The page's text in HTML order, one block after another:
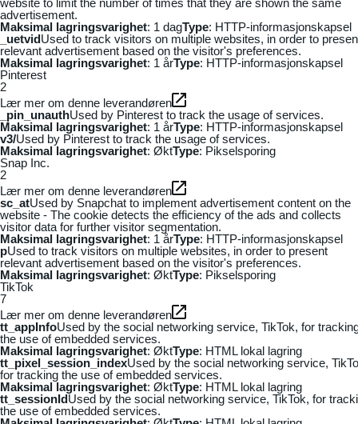
advertisement.
Maksimal lagringsvarighet: 1 dagType: HTTP-informasjonskapsel
_uetvidUsed to track visitors on multiple websites, in order to
relevant advertisement based on the visitor's preferences.
Maksimal lagringsvarighet: 1 årType: HTTP-informasjonskapsel
Pinterest
2
Lær mer om denne leverandøren
_pin_unauthUsed by Pinterest to track the usage of services.
Maksimal lagringsvarighet: 1 årType: HTTP-informasjonskapsel
v3/Used by Pinterest to track the usage of services.
Maksimal lagringsvarighet: ØktType: Pikselsporing
Snap Inc.
2
Lær mer om denne leverandøren
sc_atUsed by Snapchat to implement advertisement content on the
website - The cookie detects the efficiency of the ads and collects
visitor data for further visitor segmentation.
Maksimal lagringsvarighet: 1 årType: HTTP-informasjonskapsel
pUsed to track visitors on multiple websites, in order to present
relevant advertisement based on the visitor's preferences.
Maksimal lagringsvarighet: ØktType: Pikselsporing
TikTok
7
Lær mer om denne leverandøren
tt_appInfoUsed by the social networking service, TikTok, for
the use of embedded services.
Maksimal lagringsvarighet: ØktType: HTML lokal lagring
tt_pixel_session_indexUsed by the social networking service,
for tracking the use of embedded services.
Maksimal lagringsvarighet: ØktType: HTML lokal lagring
tt_sessionIdUsed by the social networking service, TikTok, for
the use of embedded services.